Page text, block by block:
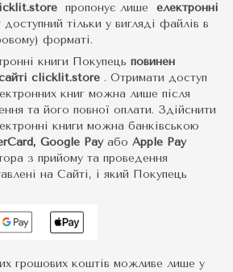
пропонує лише електронні
доступний тільки у вигляді файлів в
форматі.
книги Покупець повинен
clicklit.store . Отримати доступ
книг можна лише після
та його повної оплати. Здійснити
книги можна банківською
Google Pay або Apple Pay
з прийому та проведення
на Сайті, і який Покупець
грошових коштів можливе лише у